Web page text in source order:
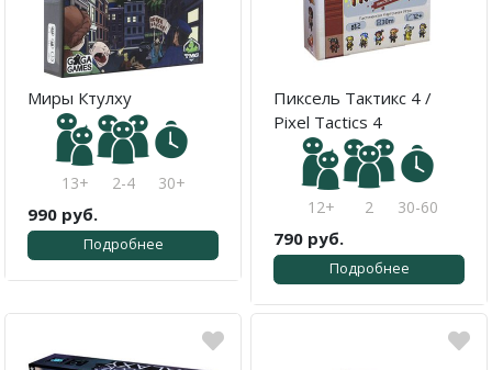
Миры Ктулху
13+ 2-4 30+
990 руб.
Подробнее
Пиксель Тактикс 4 /
Pixel Tactics 4
12+ 2 30-60
790 руб.
Подробнее